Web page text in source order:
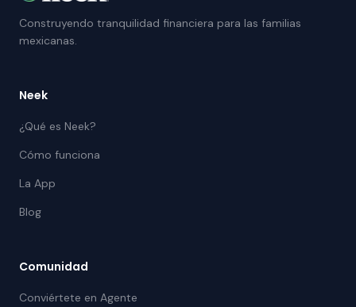
Construyendo tranquilidad financiera para las familias
mexicanas.
Neek
¿Qué es Neek?
Cómo funciona
La App
Blog
Comunidad
Conviértete en Agente